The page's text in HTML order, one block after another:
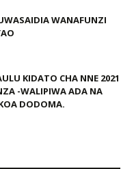
WANAFUNZI
KIDATO CHA NNE 2021
-WALIPIWA ADA NA
DODOMA.